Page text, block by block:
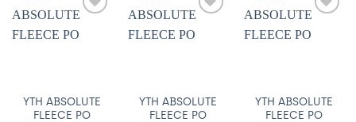
YTH ABSOLUTE
FLEECE PO
YTH ABSOLUTE
FLEECE PO
YTH ABSOLUTE
FLEECE PO